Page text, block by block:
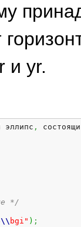
и yr.
эллипс ,
*/
\\ bgi" ) ;